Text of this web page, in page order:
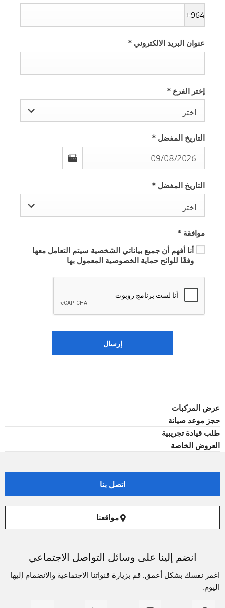
+964
عنوان البريد الالكتروني *
إختر الفرع *
اختر
التاريخ المفضل *
التاريخ المفضل *
اختر
موافقة *
أنا أفهم أن جميع بياناتي الشخصية سيتم التعامل معها
وفقًا للوائح حماية الخصوصية المعمول بها
إرسال
عرض المركبات
حجز موعد صيانة
طلب قيادة تجريبية
العروض الخاصة
اتصل بنا
مواقعنا
انضم إلينا على وسائل التواصل الاجتماعي
اغمر نفسك بشكل أعمق. قم بزيارة قنواتنا الاجتماعية والانضمام إليها
اليوم.